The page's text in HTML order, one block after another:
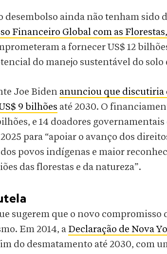
desembolso ainda não tenham sido
Financeiro Global com as Florestas,
a fornecer US$ 12
do manejo sustentável do solo
Joe Biden anunciou que discutiria
9 bilhões até 2030. O
e 14 doadores
para “apoiar o avanço dos
povos indígenas e maior
das florestas e da natureza”.
sugerem que o novo compromisso
Em 2014, a Declaração de Nova
do desmatamento até 2030, com